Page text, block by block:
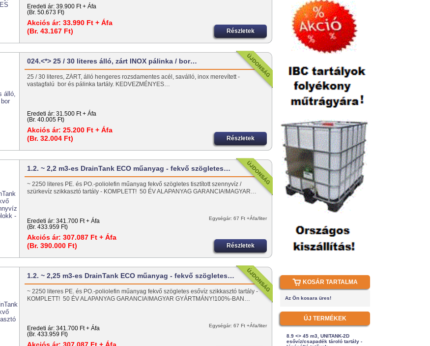
Eredeti ár: 39.900 Ft + Áfa
(Br. 50.673 Ft)
Akciós ár: 33.990 Ft + Áfa
(Br. 43.167 Ft)
Részletek
024.<*> 25 / 30 literes álló, zárt INOX pálinka / bor…
25 / 30 literes, ZÁRT, álló hengeres rozsdamentes acél, saválló, inox merevített -
vastagfalú bor és pálinka tartály. KEDVEZMÉNYES…
Eredeti ár: 31.500 Ft + Áfa
(Br. 40.005 Ft)
Akciós ár: 25.200 Ft + Áfa
(Br. 32.004 Ft)
Részletek
1.2. ~ 2,2 m3-es DrainTank ECO műanyag - fekvő szögletes…
~ 2250 literes PE. és PO.-poliolefin műanyag fekvő szögletes tisztított szennyvíz /
szürkevíz szikkasztó tartály - KOMPLETT! 50 ÉV ALAPANYAG GARANCIA!MAGYAR…
Eredeti ár: 341.700 Ft + Áfa
(Br. 433.959 Ft)
Akciós ár: 307.087 Ft + Áfa
(Br. 390.000 Ft)
Egységár: 67 Ft +Áfa/liter
Részletek
1.2. ~ 2,25 m3-es DrainTank ECO műanyag - fekvő szögletes…
~ 2250 literes PE. és PO.-poliolefin műanyag fekvő szögletes esővíz szikkasztó tartály -
KOMPLETT! 50 ÉV ALAPANYAG GARANCIA!MAGYAR GYÁRTMÁNY!100%-BAN…
Eredeti ár: 341.700 Ft + Áfa
(Br. 433.959 Ft)
Egységár: 67 Ft +Áfa/liter
KOSÁR TARTALMA
Az Ön kosara üres!
ÚJ TERMÉKEK
8.9 <> 45 m3, UNITANK-2D
esővíz/csapadék tároló tartály -